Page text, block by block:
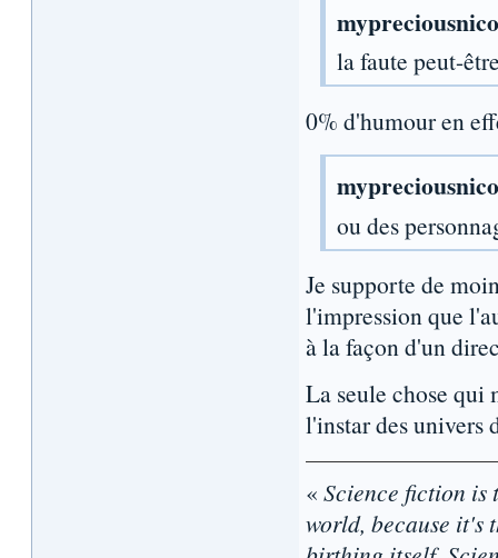
la faute peut-
0% d'humour en
ou des
Je supporte de
l'impression que
à la façon d'un
La seule chose qui
l'instar des univers
« Science fiction is
world, because it's